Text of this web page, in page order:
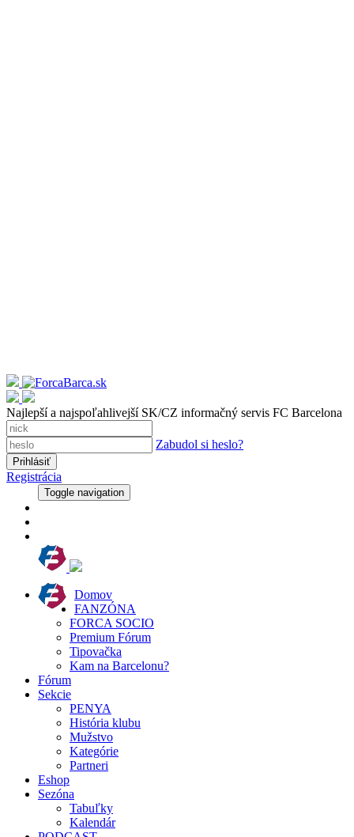
Najlepší a najspoľahlivejší SK/CZ informačný servis FC Barcelona
Zabudol si heslo?
Registrácia
Toggle navigation
Domov
FANZÓNA
FORCA SOCIO
Premium Fórum
Tipovačka
Kam na Barcelonu?
Fórum
Sekcie
PENYA
História klubu
Mužstvo
Kategórie
Partneri
Eshop
Sezóna
Tabuľky
Kalendár